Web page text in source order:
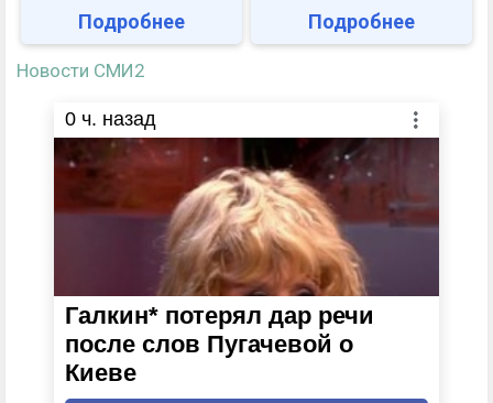
Подробнее Подробнее
Новости СМИ2
0 ч. назад
Галкин* потерял дар речи
после слов Пугачевой о
Киеве